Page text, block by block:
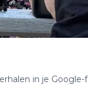
in je Google-